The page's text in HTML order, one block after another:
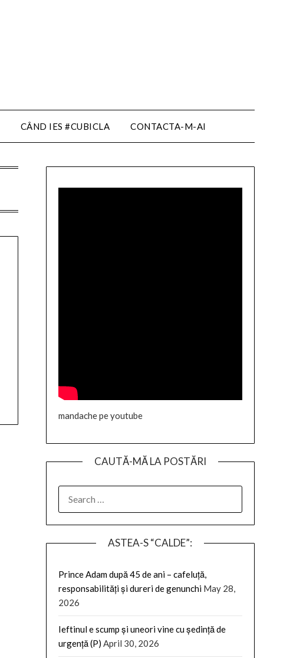
CÂND IES #CUBICLA CONTACTA-M-AI
mandache pe youtube
CAUTĂ-MĂ LA POSTĂRI
FOR:
ASTEA-S “CALDE”:
Prince Adam după 45 de ani – cafeluță,
responsabilități și dureri de genunchi May 28,
2026
Ieftinul e scump și uneori vine cu ședință de
urgență (P) April 30, 2026